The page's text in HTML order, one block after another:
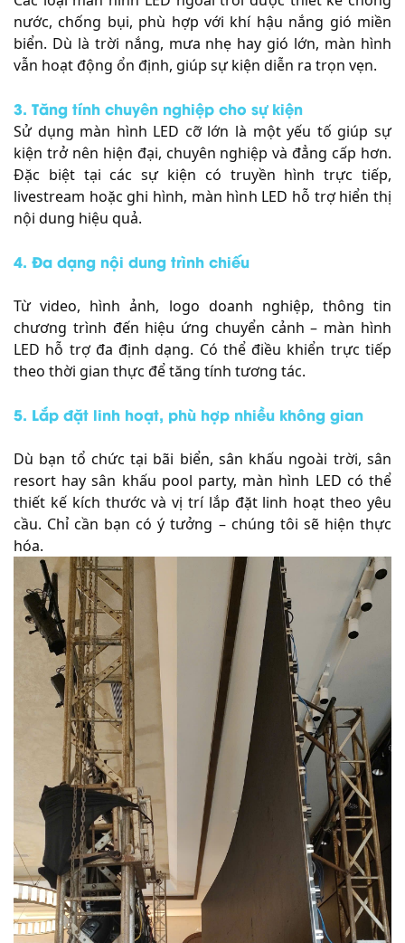
nước, chống bụi, phù hợp với khí hậu nắng gió miền
biển. Dù là trời nắng, mưa nhẹ hay gió lớn, màn hình
vẫn hoạt động ổn định, giúp sự kiện diễn ra trọn vẹn.
3. Tăng tính chuyên nghiệp cho sự kiện
Sử dụng màn hình LED cỡ lớn là một yếu tố giúp sự
kiện trở nên hiện đại, chuyên nghiệp và đẳng cấp hơn.
Đặc biệt tại các sự kiện có truyền hình trực tiếp,
livestream hoặc ghi hình, màn hình LED hỗ trợ hiển thị
nội dung hiệu quả.
4. Đa dạng nội dung trình chiếu
Từ video, hình ảnh, logo doanh nghiệp, thông tin
chương trình đến hiệu ứng chuyển cảnh – màn hình
LED hỗ trợ đa định dạng. Có thể điều khiển trực tiếp
theo thời gian thực để tăng tính tương tác.
5. Lắp đặt linh hoạt, phù hợp nhiều không gian
Dù bạn tổ chức tại bãi biển, sân khấu ngoài trời, sân
resort hay sân khấu pool party, màn hình LED có thể
thiết kế kích thước và vị trí lắp đặt linh hoạt theo yêu
cầu. Chỉ cần bạn có ý tưởng – chúng tôi sẽ hiện thực
hóa.